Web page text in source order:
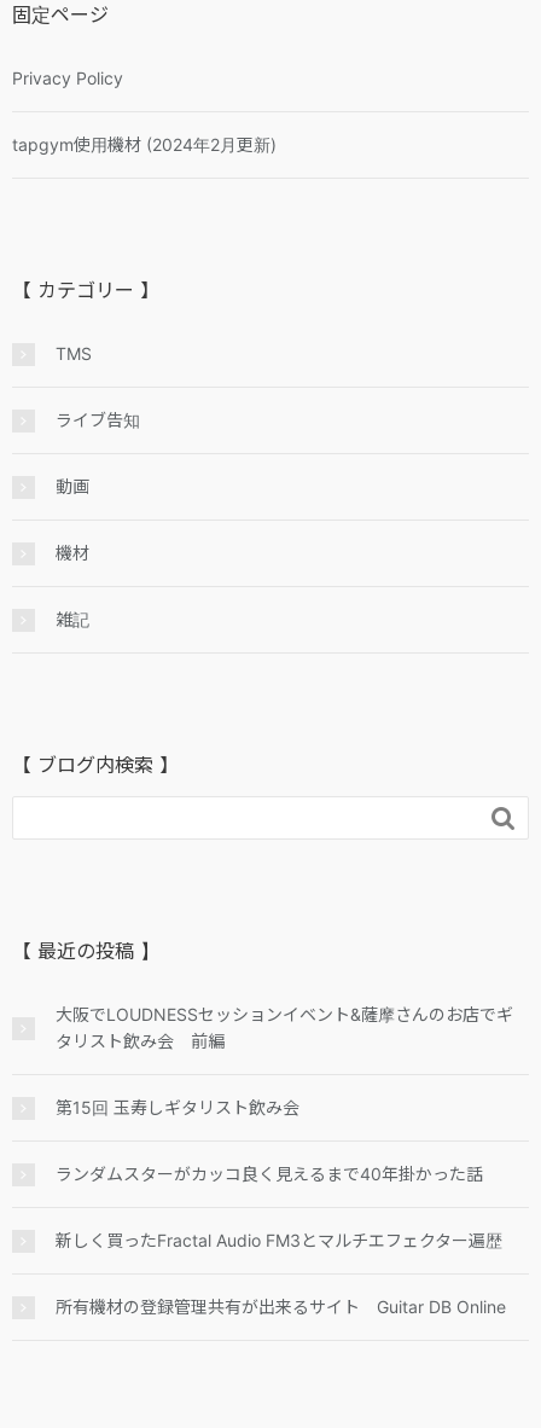
固定ページ
Privacy Policy
tapgym使用機材 (2024年2月更新)
【 カテゴリー 】
TMS
ライブ告知
動画
機材
雑記
【 ブログ内検索 】

【 最近の投稿 】
大阪でLOUDNESSセッションイベント&薩摩さんのお店でギ
タリスト飲み会 前編
第15回 玉寿しギタリスト飲み会
ランダムスターがカッコ良く見えるまで40年掛かった話
新しく買ったFractal Audio FM3とマルチエフェクター遍歴
所有機材の登録管理共有が出来るサイト Guitar DB Online